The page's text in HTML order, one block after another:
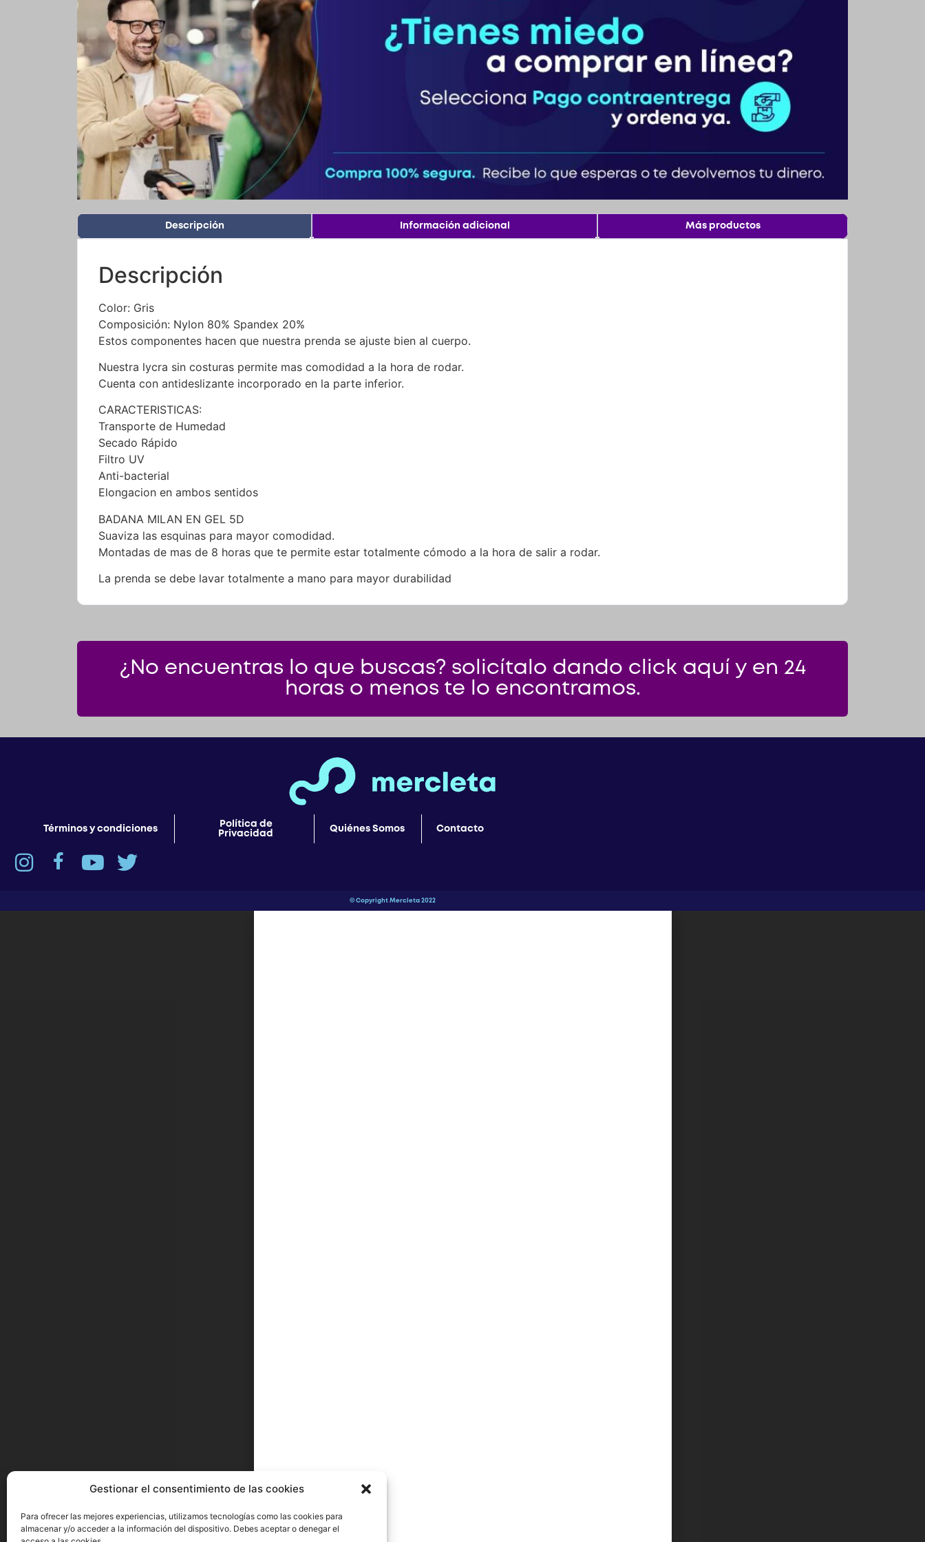
Gestionar el consentimiento de las cookies
Para ofrecer las mejores experiencias, utilizamos tecnologías como las cookies para
almacenar y/o acceder a la información del dispositivo. Debes aceptar o denegar el
Descripción Información adicional Más productos
Descripción
Color: Gris
Composición: Nylon 80% Spandex 20%
Estos componentes hacen que nuestra prenda se ajuste bien al cuerpo.
Nuestra lycra sin costuras permite mas comodidad a la hora de rodar.
Cuenta con antideslizante incorporado en la parte inferior.
CARACTERISTICAS:
Transporte de Humedad
Secado Rápido
Filtro UV
Anti-bacterial
Elongacion en ambos sentidos
BADANA MILAN EN GEL 5D
Suaviza las esquinas para mayor comodidad.
Montadas de mas de 8 horas que te permite estar totalmente cómodo a la hora de salir a rodar.
La prenda se debe lavar totalmente a mano para mayor durabilidad
¿No encuentras lo que buscas? solicítalo dando click aquí y en 24
horas o menos te lo encontramos.
Términos y condiciones
Política de
Privacidad
Quiénes Somos Contacto
© Copyright Mercleta 2022